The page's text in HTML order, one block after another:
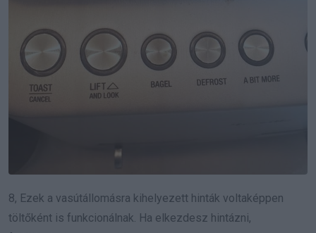
8, Ezek a vasútállomásra kihelyezett hinták voltaképpen
töltőként is funkcionálnak. Ha elkezdesz hintázni,